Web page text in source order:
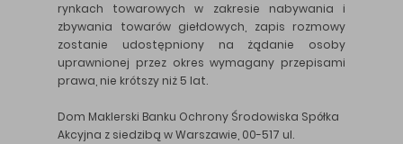
rynkach towarowych w zakresie nabywania i
zbywania towarów giełdowych, zapis rozmowy
zostanie udostępniony na żądanie osoby
uprawnionej przez okres wymagany przepisami
prawa, nie krótszy niż 5 lat.
Dom Maklerski Banku Ochrony Środowiska Spółka
Akcyjna z siedzibą w Warszawie, 00-517 ul.